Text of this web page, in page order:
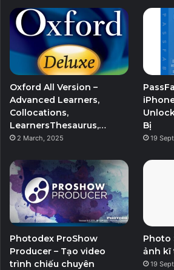
Oxford All Version –
Advanced Learners,
Collocations,
LearnersThesaurus,…
2 March, 2025
Bị
19
Photodex ProShow
Producer – Tạo video
trình chiếu chuyên
Photo
ảnh kĩ
19